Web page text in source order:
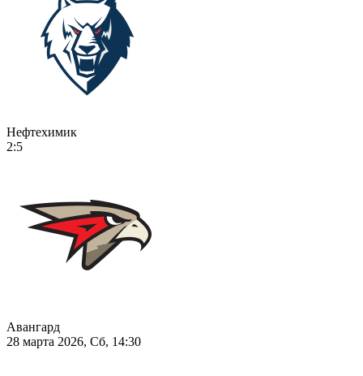
Нефтехимик
2:5
Авангард
28 марта 2026, Сб, 14:30